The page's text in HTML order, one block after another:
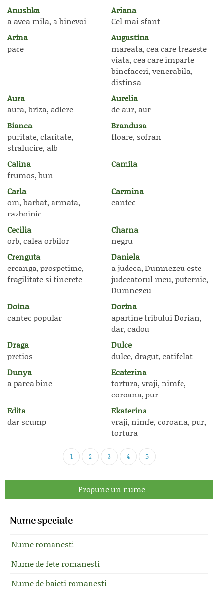
Anushka
a avea mila, a binevoi
Ariana
Cel mai sfant
Arina
pace
Augustina
mareata, cea care trezeste
viata, cea care imparte
binefaceri, venerabila,
distinsa
Aura
aura, briza, adiere
Aurelia
de aur, aur
Bianca
puritate, claritate,
stralucire, alb
Brandusa
floare, sofran
Calina
frumos, bun
Camila
Carla
om, barbat, armata,
razboinic
Carmina
cantec
Cecilia
orb, calea orbilor
Charna
negru
Crenguta
creanga, prospetime,
fragilitate si tinerete
Daniela
a judeca, Dumnezeu este
judecatorul meu, puternic,
Dumnezeu
Doina
cantec popular
Dorina
apartine tribului Dorian,
dar, cadou
Draga
pretios
Dulce
dulce, dragut, catifelat
Dunya
a parea bine
Ecaterina
tortura, vraji, nimfe,
coroana, pur
Edita
dar scump
Ekaterina
vraji, nimfe, coroana, pur,
tortura
1 2 3 4 5
Propune un nume
Nume speciale
Nume romanesti
Nume de fete romanesti
Nume de baieti romanesti